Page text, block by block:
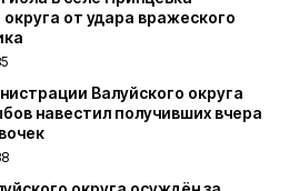
округа от удара вражеского
Валуйского округа
навестил получивших вчера